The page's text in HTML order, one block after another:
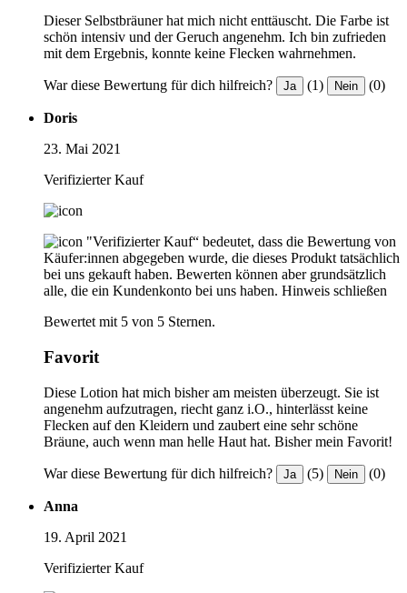
Dieser Selbstbräuner hat mich nicht enttäuscht. Die Farbe ist
schön intensiv und der Geruch angenehm. Ich bin zufrieden
mit dem Ergebnis, konnte keine Flecken wahrnehmen.
War diese Bewertung für dich hilfreich? Ja (1) Nein (0)
Doris
23. Mai 2021
Verifizierter Kauf
"Verifizierter Kauf“ bedeutet, dass die Bewertung von
Käufer:innen abgegeben wurde, die dieses Produkt tatsächlich
bei uns gekauft haben. Bewerten können aber grundsätzlich
alle, die ein Kundenkonto bei uns haben. Hinweis schließen
Bewertet mit 5 von 5 Sternen.
Favorit
Diese Lotion hat mich bisher am meisten überzeugt. Sie ist
angenehm aufzutragen, riecht ganz i.O., hinterlässt keine
Flecken auf den Kleidern und zaubert eine sehr schöne
Bräune, auch wenn man helle Haut hat. Bisher mein Favorit!
War diese Bewertung für dich hilfreich? Ja (5) Nein (0)
Anna
19. April 2021
Verifizierter Kauf